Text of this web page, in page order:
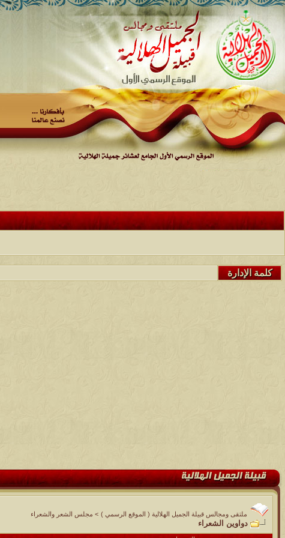
كلمة الإدارة
ملتقى ومجالس قبيلة الجميل الهلالية ( الموقع الرسمي ) > مجلس الشعر والشعراء
دواوين الشعراء